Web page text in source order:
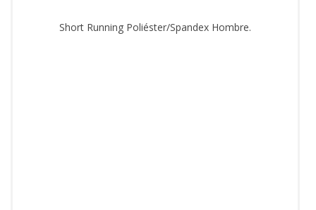
Short Running Poliéster/Spandex Hombre.